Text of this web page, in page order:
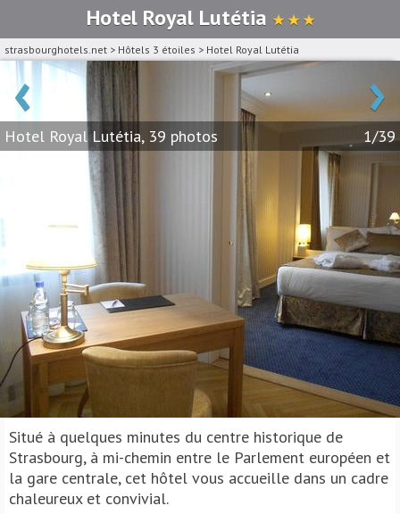
Hotel Royal Lutétia ★ ★ ★
strasbourghotels.net > Hôtels 3 étoiles > Hotel Royal Lutétia
‹ ›
Hotel Royal Lutétia, 39 photos 1/39
Situé à quelques minutes du centre historique de
Strasbourg, à mi-chemin entre le Parlement européen et
la gare centrale, cet hôtel vous accueille dans un cadre
chaleureux et convivial.